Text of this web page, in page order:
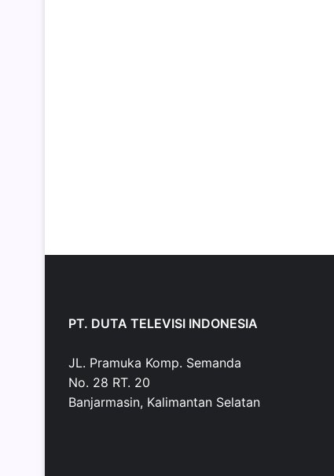
PT. DUTA TELEVISI INDONESIA
JL. Pramuka Komp. Semanda
No. 28 RT. 20
Banjarmasin, Kalimantan Selatan